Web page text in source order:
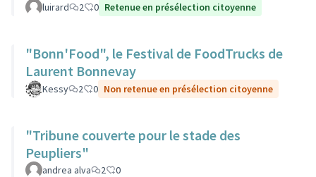
luirard 2 0 Retenue en présélection citoyenne
"Bonn'Food", le Festival de FoodTrucks de
Laurent Bonnevay
Kessy 2 0 Non retenue en présélection citoyenne
"Tribune couverte pour le stade des
Peupliers"
andrea alva 2
0